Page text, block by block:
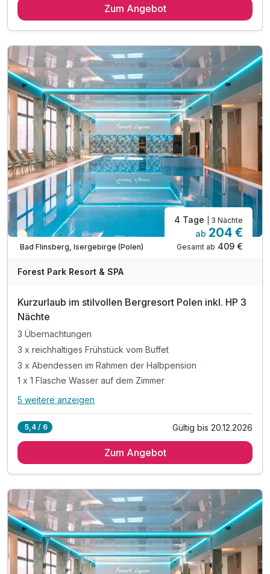
2 x reichhaltiges Frühstück vom Buffet
inkl. Kaffee und Teezubereitung im Zimmer
inkl. Nutzung des öffentlichen Nahverkehrs
inkl. Nutzung des neuen Aquaparks
inkl. Leihbademantel und Saunatuch
inkl. Nutzung W-Lan
Zum Angebot
Teilweise ausgelastet
Bad Flinsberg, Isergebirge (Polen)
4 Tage | 3 Nächte
ab 204 €
Gesamt ab 409 €
Forest Park Resort & SPA
Kurzurlaub im stilvollen Bergresort Polen inkl. HP 3
Nächte
3 Übernachtungen
3 x reichhaltiges Frühstück vom Buffet
3 x Abendessen im Rahmen der Halbpension
1 x 1 Flasche Wasser auf dem Zimmer
Alle Inklusivleistungen
3 x reichhaltiges Frühstück vom Buffet
inkl. Kaffee und Teezubereitung im Zimmer
inkl. Nutzung des öffentlichen Nahverkehrs
inkl. Nutzung des neuen Aquaparks
inkl. Leihbademantel und Saunatuch
inkl. Nutzung W-Lan
5 weitere anzeigen
5,4 / 6 Gültig bis 20.12.2026
Zum Angebot